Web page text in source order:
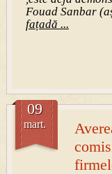
Fouad Sanbar
fațadă ...
09
mart.